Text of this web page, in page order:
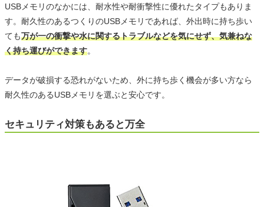
USBメモリのなかには、耐水性や耐衝撃性に優れたタイプもありま
す。耐久性のあるつくりのUSBメモリであれば、外出時に持ち歩い
ても万が一の衝撃や水に関するトラブルなどを気にせず、気兼ねな
く持ち運びができます。
データが破損する恐れがないため、外に持ち歩く機会が多い方なら
耐久性のあるUSBメモリを選ぶと安心です。
セキュリティ対策もあると万全